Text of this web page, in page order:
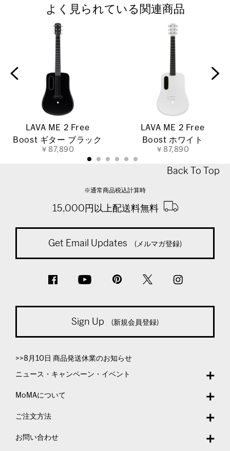
よく見られている関連商品
LAVA ME 2 Free
Boost ギター ブラック
￥87,890
LAVA ME 2 Free
Boost ホワイト
￥87,890
Back To Top
※通常商品税込計算時
15,000円以上配送料無料
Get Email Updates (メルマガ登録)
Sign Up (新規会員登録)
>>8月10日 商品発送休業のお知らせ
ニュース・キャンペーン・イベント
MoMAについて
ご注文方法
お問い合わせ